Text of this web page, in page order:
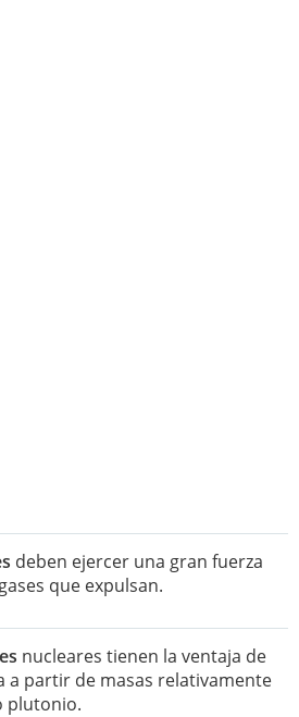
deben ejercer una gran fuerza
que expulsan.
nucleares tienen la ventaja de
a partir de masas relativamente
plutonio.